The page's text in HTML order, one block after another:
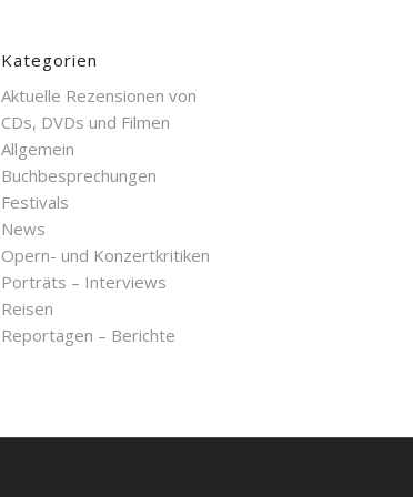
Kategorien
Aktuelle Rezensionen von
CDs, DVDs und Filmen
Allgemein
Buchbesprechungen
Festivals
News
Opern- und Konzertkritiken
Porträts – Interviews
Reisen
Reportagen – Berichte